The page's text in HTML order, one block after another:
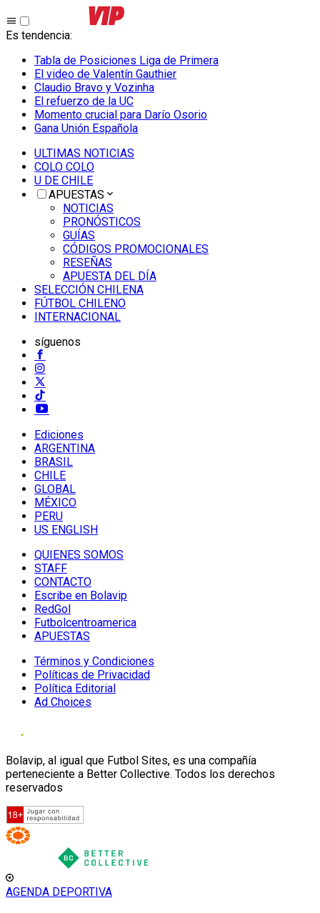
Es tendencia:
Tabla de Posiciones Liga de Primera
El video de Valentín Gauthier
Claudio Bravo y Vozinha
El refuerzo de la UC
Momento crucial para Darío Osorio
Gana Unión Española
ULTIMAS NOTICIAS
COLO COLO
U DE CHILE
APUESTAS
NOTICIAS
PRONÓSTICOS
GUÍAS
CÓDIGOS PROMOCIONALES
RESEÑAS
APUESTA DEL DÍA
SELECCIÓN CHILENA
FÚTBOL CHILENO
INTERNACIONAL
síguenos
Ediciones
ARGENTINA
BRASIL
CHILE
GLOBAL
MÉXICO
PERU
US ENGLISH
QUIENES SOMOS
STAFF
CONTACTO
Escribe en Bolavip
RedGol
Futbolcentroamerica
APUESTAS
Términos y Condiciones
Políticas de Privacidad
Política Editorial
Ad Choices
Bolavip, al igual que Futbol Sites, es una compañía
perteneciente a Better Collective. Todos los derechos
reservados
AGENDA DEPORTIVA